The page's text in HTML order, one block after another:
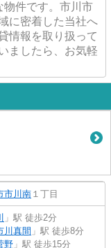
物件です。市川市
に密着した当社へ
情報を取り扱って
ましたら、お気軽
市川南 １丁目
」駅 徒歩2分
川真間 」駅 徒歩8分
野 」駅 徒歩15分